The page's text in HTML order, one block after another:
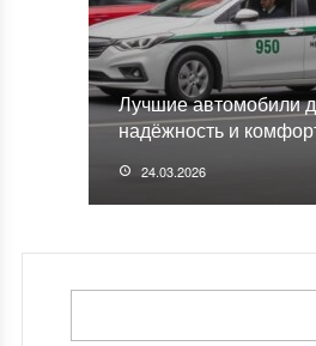
Лучшие автомобили
надёжность и
24.03.2026